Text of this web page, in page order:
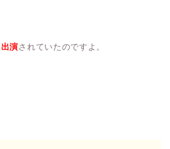
演 されていたのですよ。